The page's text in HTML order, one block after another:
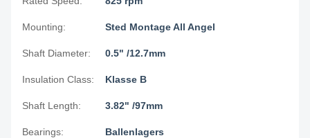
Mounting: Sted Montage All Angel
Shaft Diameter: 0.5" /12.7mm
Insulation Class: Klasse B
Shaft Length: 3.82" /97mm
Bearings: Ballenlagers